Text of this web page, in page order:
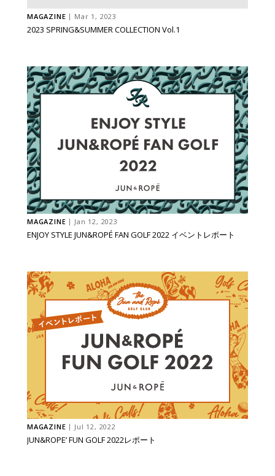
MAGAZINE Mar 1, 2023
2023 SPRING&SUMMER COLLECTION Vol.1
MAGAZINE Jan 12, 2023
ENJOY STYLE JUN&ROPÉ FAN GOLF 2022 イベントレポート
MAGAZINE Jul 12, 2022
JUN&ROPE’ FUN GOLF 2022レポート